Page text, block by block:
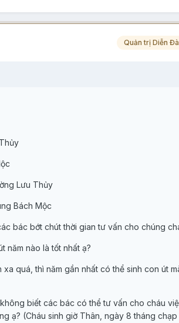
Quản trị Diễn
Lưu Thủy
Bách Mộc
bác bớt chút thời gian tư vấn cho chúng
năm nào là tốt nhất ạ?
quá, thì năm gần nhất có thể sinh con út
biết các bác có thể tư vấn cho cháu
ạ? (Cháu sinh giờ Thân, ngày 8 tháng chạp